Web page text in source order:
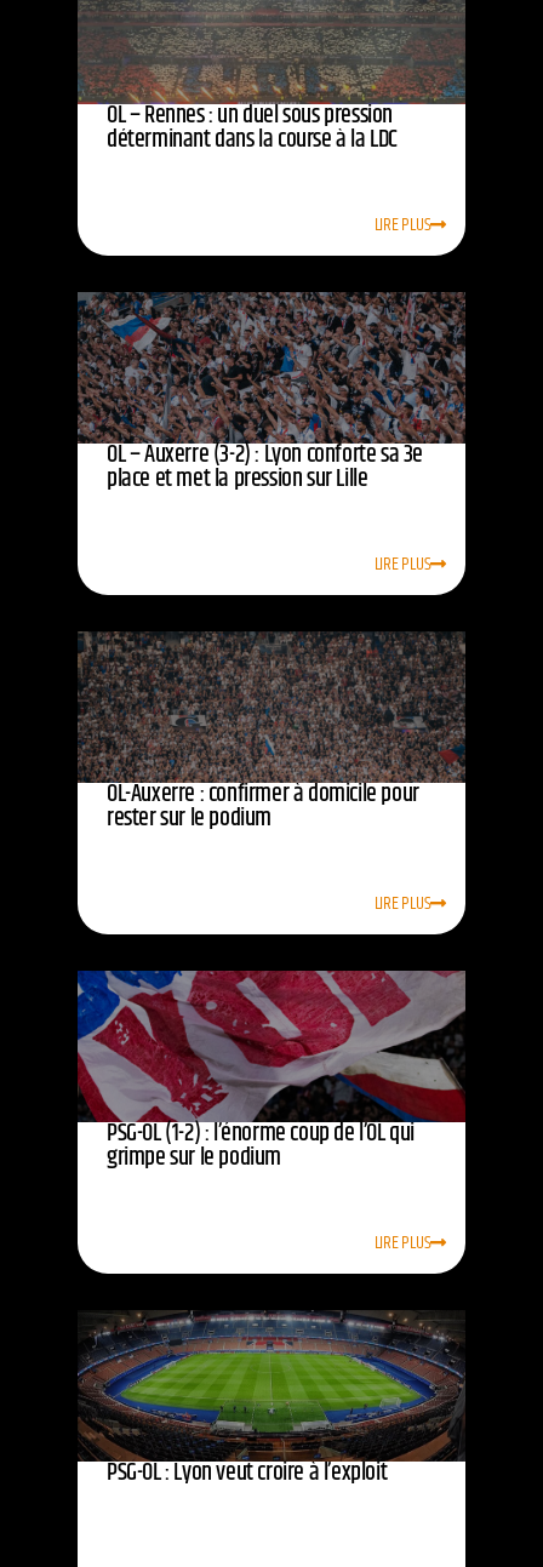
OL – Rennes : un duel sous pression
déterminant dans la course à la LDC
LIRE PLUS
OL – Auxerre (3-2) : Lyon conforte sa 3e
place et met la pression sur Lille
LIRE PLUS
OL-Auxerre : confirmer à domicile pour
rester sur le podium
LIRE PLUS
PSG-OL (1-2) : l’énorme coup de l’OL qui
grimpe sur le podium
LIRE PLUS
PSG-OL : Lyon veut croire à l’exploit